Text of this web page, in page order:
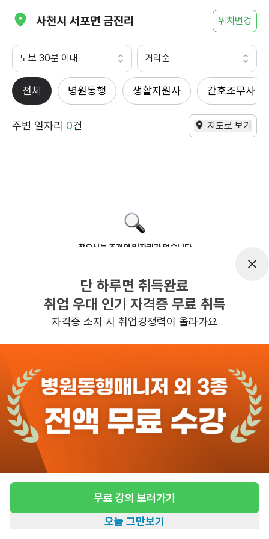
사천시 서포면 금진리 위치변경
도보 30분 이내 거리순
전체 병원동행 생활지원사 간호조무사
주변 일자리 0건 지도로 보기
찾으시는 조건의 일자리가 없습니다
반경 3KM 이내의 일자리 확인하기
단 하루면 취득완료
취업 우대 인기 자격증 무료 취득
자격증 소지 시 취업경쟁력이 올라가요
무료 강의 보러가기
오늘 그만보기